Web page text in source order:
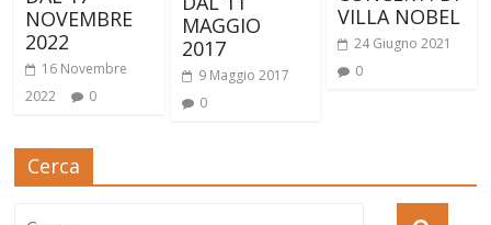
NOVEMBRE
2022
16 Novembre
2022
0
MAGGIO
2017
9 Maggio 2017
0
VILLA NOBEL
24 Giugno 2021
0
Cerca